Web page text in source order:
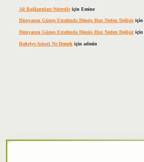
Ağ Bağlantıları Nelerdiriçin Emine
Dünyanın Güneş Etrafında Dönüş Hızı Neden Değişiriçin
Dünyanın Güneş Etrafında Dönüş Hızı Neden Değişiriçin
Bahriye Askeri Ne Demek için admin